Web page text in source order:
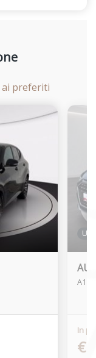
ai preferiti
A1
In
€